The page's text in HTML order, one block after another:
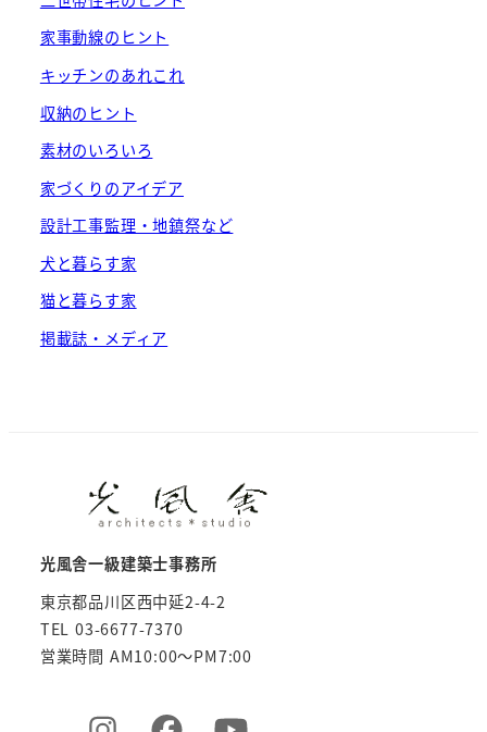
家事動線のヒント
キッチンのあれこれ
収納のヒント
素材のいろいろ
家づくりのアイデア
設計工事監理・地鎮祭など
犬と暮らす家
猫と暮らす家
掲載誌・メディア
光風舎一級建築士事務所
東京都品川区西中延2-4-2
TEL 03-6677-7370
営業時間 AM10:00～PM7:00